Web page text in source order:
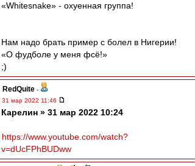
«Whitesnake» - охуенная группа!
Нам надо брать пример с болел в Нигерии!
«О фудболе у меня фсё!»
;)
RedQuite -
31 мар 2022 11:46
Карелин » 31 мар 2022 10:24
https://www.youtube.com/watch?
v=dUcFPhBUDww